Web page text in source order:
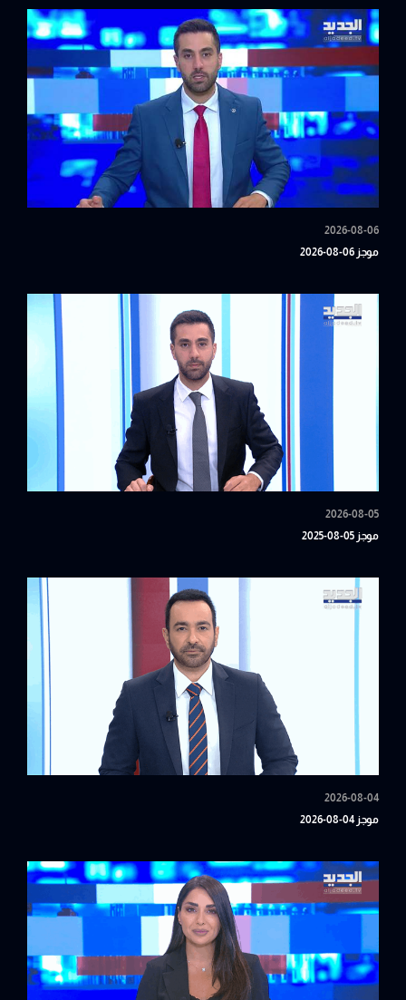
2026-08-06
موجز 06-08-2026
2026-08-05
موجز 05-08-2025
2026-08-04
موجز 04-08-2026